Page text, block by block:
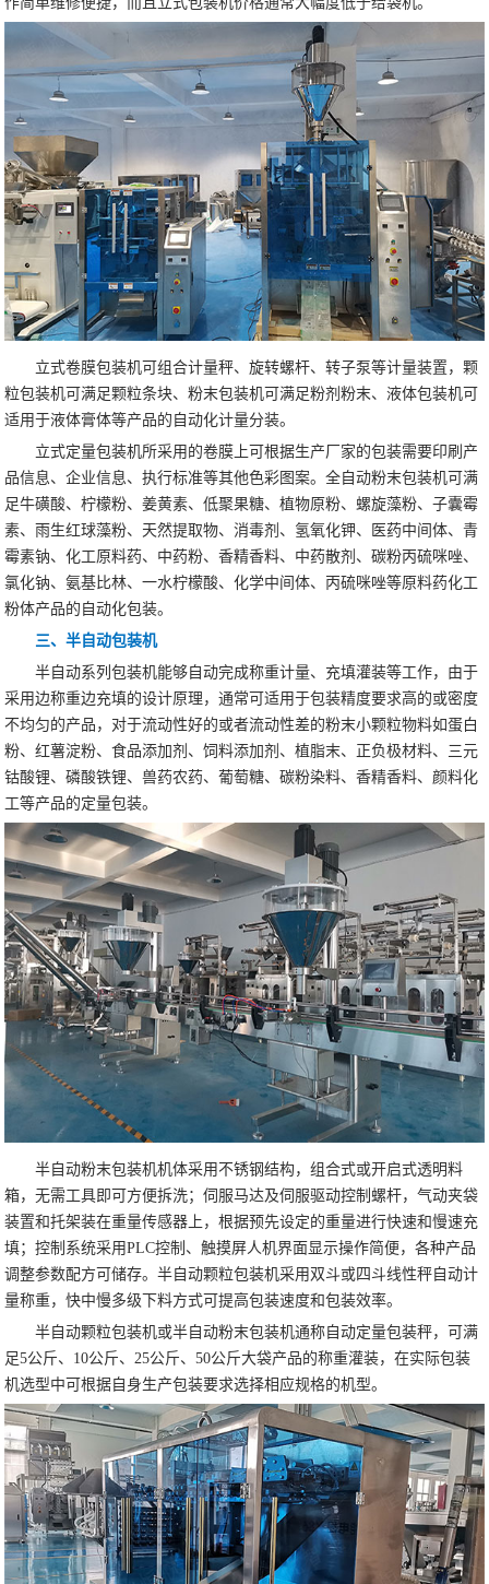
立式卷膜包装机可组合计量秤、旋转螺杆、转子泵等计量装置，颗
粒包装机可满足颗粒条块、粉末包装机可满足粉剂粉末、液体包装机可
适用于液体膏体等产品的自动化计量分装。
立式定量包装机所采用的卷膜上可根据生产厂家的包装需要印刷产
品信息、企业信息、执行标准等其他色彩图案。全自动粉末包装机可满
足牛磺酸、柠檬粉、姜黄素、低聚果糖、植物原粉、螺旋藻粉、子囊霉
素、雨生红球藻粉、天然提取物、消毒剂、氢氧化钾、医药中间体、青
霉素钠、化工原料药、中药粉、香精香料、中药散剂、碳粉丙硫咪唑、
氯化钠、氨基比林、一水柠檬酸、化学中间体、丙硫咪唑等原料药化工
粉体产品的自动化包装。
三、半自动包装机
半自动系列包装机能够自动完成称重计量、充填灌装等工作，由于
采用边称重边充填的设计原理，通常可适用于包装精度要求高的或密度
不均匀的产品，对于流动性好的或者流动性差的粉末小颗粒物料如蛋白
粉、红薯淀粉、食品添加剂、饲料添加剂、植脂末、正负极材料、三元
钴酸锂、磷酸铁锂、兽药农药、葡萄糖、碳粉染料、香精香料、颜料化
工等产品的定量包装。
半自动粉末包装机机体采用不锈钢结构，组合式或开启式透明料
箱，无需工具即可方便拆洗；伺服马达及伺服驱动控制螺杆，气动夹袋
装置和托架装在重量传感器上，根据预先设定的重量进行快速和慢速充
填；控制系统采用PLC控制、触摸屏人机界面显示操作简便，各种产品
调整参数配方可储存。半自动颗粒包装机采用双斗或四斗线性秤自动计
量称重，快中慢多级下料方式可提高包装速度和包装效率。
半自动颗粒包装机或半自动粉末包装机通称自动定量包装秤，可满
足5公斤、10公斤、25公斤、50公斤大袋产品的称重灌装，在实际包装
机选型中可根据自身生产包装要求选择相应规格的机型。